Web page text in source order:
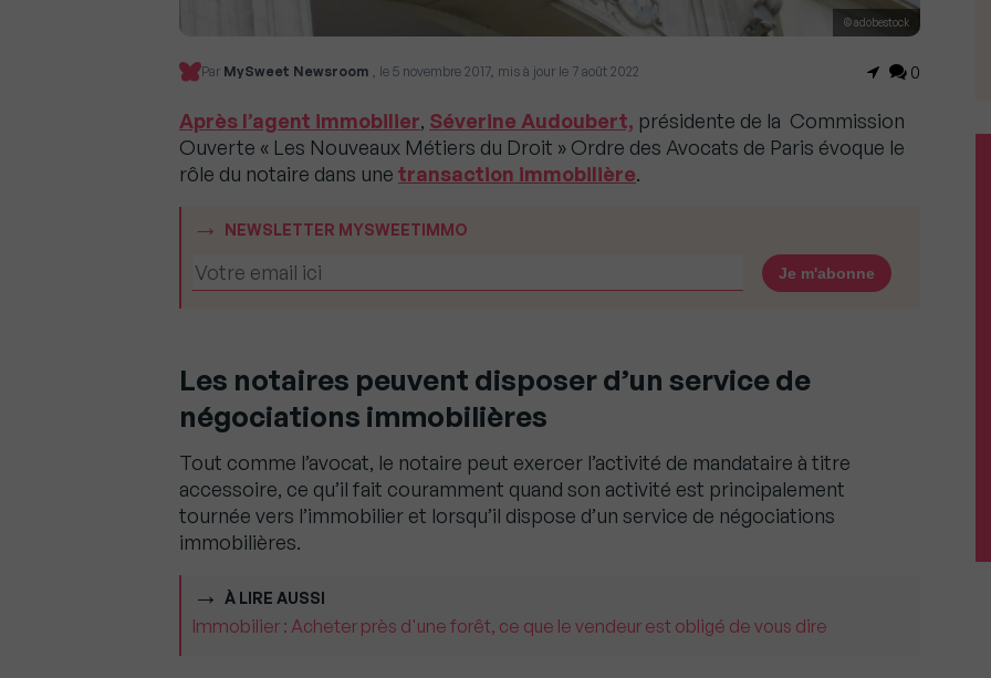
© adobestock
Par MySweet Newsroom , le 5 novembre 2017, mis à jour le 7 août 2022 0
Après l’agent immobilier, Séverine Audoubert, présidente de la Commission
Ouverte « Les Nouveaux Métiers du Droit » Ordre des Avocats de Paris évoque le
rôle du notaire dans une transaction immobilière.
NEWSLETTER MYSWEETIMMO
Les notaires peuvent disposer d’un service de
négociations immobilières
Tout comme l’avocat, le notaire peut exercer l’activité de mandataire à titre
accessoire, ce qu’il fait couramment quand son activité est principalement
tournée vers l’immobilier et lorsqu’il dispose d’un service de négociations
immobilières.
À LIRE AUSSI
Immobilier : Acheter près d'une forêt, ce que le vendeur est obligé de vous dire